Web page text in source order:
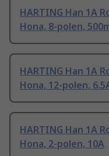
HARTING Han 1A
Hona, 8-polen,
HARTING Han 1A
Hona, 12-polen,
HARTING Han 1A
Hona, 2-polen, 10A